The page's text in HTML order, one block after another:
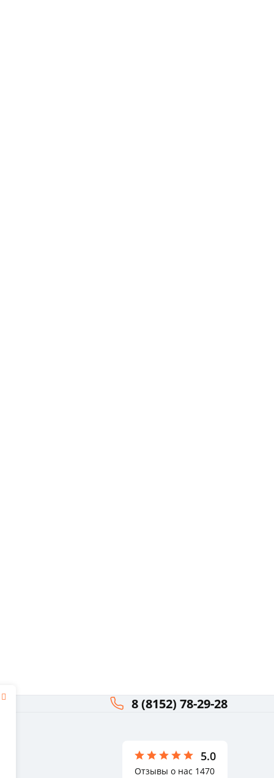
8 (8152) 78-29-28
5.0
Отзывы о нас 1470